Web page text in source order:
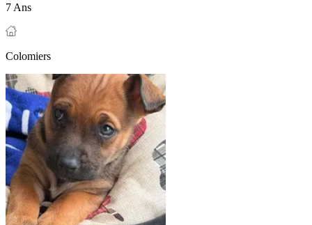
7 Ans
Colomiers